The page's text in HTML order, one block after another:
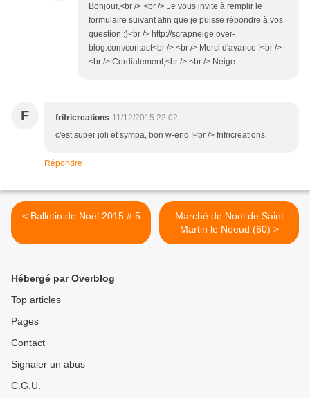
Bonjour,<br /> <br /> Je vous invite à remplir le
formulaire suivant afin que je puisse répondre à vos
question :)<br /> http://scrapneige.over-
blog.com/contact<br /> <br /> Merci d'avance !<br />
<br /> Cordialement,<br /> <br /> Neige
F frifricreations 11/12/2015 22:02
c'est super joli et sympa, bon w-end !<br /> frifricreations.
Répondre
< Ballotin de Noël 2015 # 5
Marché de Noël de Saint
Martin le Noeud (60) >
Hébergé par Overblog
Top articles
Pages
Contact
Signaler un abus
C.G.U.